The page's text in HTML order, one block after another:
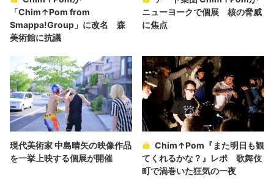
「Chim↑Pom from
Smappa!Group」に改名 森
美術館に抗議
ニューヨークで個展 核の脅威
に焦点
現代美術家 中島晴矢の映像作品
を一挙上映する個展が開催
Chim↑Pom『また明日も観
てくれるかな？』レポ 歌舞伎
町で渦巻いた狂気の一夜